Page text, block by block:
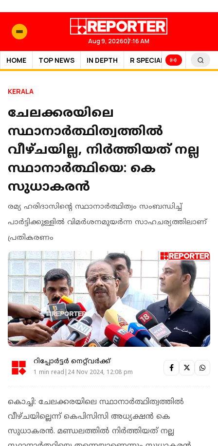
Aug 9, 202607:16 AM
HOME TOP NEWS IN DEPTH R SPECIAL SPORTS
KERALA
ചേലക്കരയിലെ
സ്ഥാനാര്‍ത്ഥിത്വത്തില്‍
വീഴ്ചയില്ല, നിര്‍ത്തിയത് നല്ല
സ്ഥാനാര്‍ത്ഥിയെ: കെ
സുധാകരന്‍
രമ്യ ഹരിദാസിന്റെ സ്ഥാനാര്‍ത്ഥിത്വം സംബന്ധിച്ച്
പാര്‍ട്ടിക്കുള്ളില്‍ വിമര്‍ശനമുയര്‍ന്ന സാഹചര്യത്തിലാണ്
പ്രതികരണം
റിപ്പോർട്ടർ നെറ്റ്‌വര്‍ക്ക്‌
1 min read|24 Nov 2024, 12:08 pm
കൊച്ചി: ചേലക്കരയിലെ സ്ഥാനാര്‍ത്ഥിത്വത്തില്‍
വീഴ്ചയില്ലെന്ന് കെപിസിസി അധ്യക്ഷന്‍ കെ
സുധാകരന്‍. മണ്ഡലത്തില്‍ നിര്‍ത്തിയത് നല്ല